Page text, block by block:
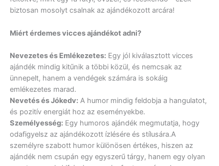
biztosan mosolyt csalnak az ajándékozott arcára!
Miért érdemes vicces ajándékot adni?
Nevezetes és Emlékezetes: Egy jól kiválasztott vicces
ajándék mindig kitűnik a többi közül, és nemcsak az
ünnepelt, hanem a vendégek számára is sokáig
emlékezetes marad.
Nevetés és Jókedv: A humor mindig feldobja a hangulatot,
és pozitív energiát hoz az eseményekbe.
Személyesség: Egy humoros ajándék megmutatja, hogy
odafigyelsz az ajándékozott ízlésére és stílusára.A
személyre szabott humor különösen értékes, hiszen az
ajándék nem csupán egy egyszerű tárgy, hanem egy olyan